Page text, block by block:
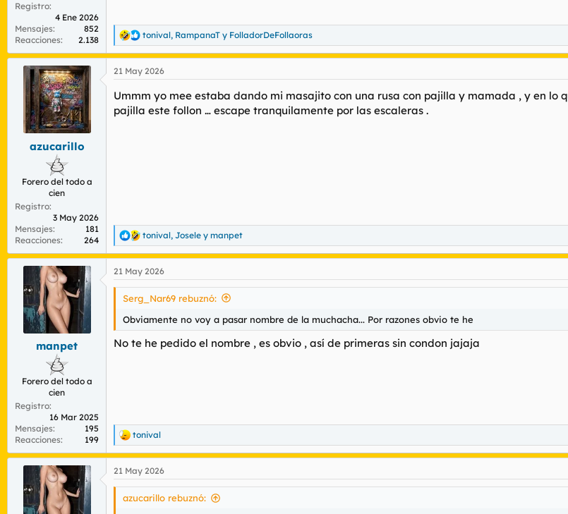
Registro
4 Ene 2026
Mensajes
852
Reacciones
2.138
R
e
a
c
i
o
tonival, RampanaT y FolladorDeFollaoras
azucarillo
Forero del todo a
cien
Registro
3 May 2026
Mensajes
181
Reacciones
264
21 May 2026
Ummm yo mee estaba dando mi masajito con una rusa con pajilla y mamada , y en lo
pajilla este follon … escape tranquilamente por las escaleras .
R
e
a
c
c
n
e
s
tonival, Josele y manpet
manpet
Forero del todo a
cien
Registro
16 Mar 2025
Mensajes
195
Reacciones
199
21 May 2026
Serg_Nar69 rebuznó:
Obviamente no voy a pasar nombre de la muchacha... Por razones obvio te he
No te he pedido el nombre , es obvio , así de primeras sin condon jajaja
R
e
a
c
c
tonival
21 May 2026
azucarillo rebuznó: